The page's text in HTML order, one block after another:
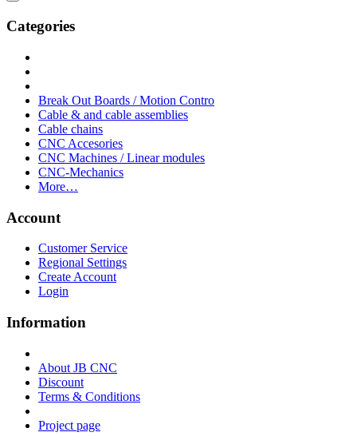
Categories
Break Out Boards / Motion Contro
Cable & and cable assemblies
Cable chains
CNC Accesories
CNC Machines / Linear modules
CNC-Mechanics
More…
Account
Customer Service
Regional Settings
Create Account
Login
Information
About JB CNC
Discount
Terms & Conditions
Project page